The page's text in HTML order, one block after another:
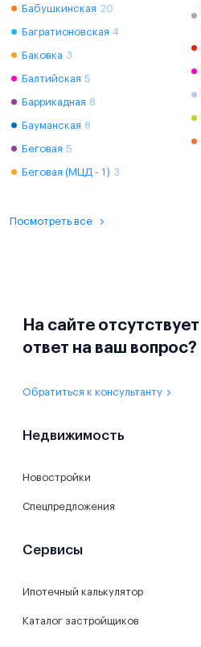
Бабушкинская 20
Багратионовская 4
Баковка 3
Балтийская 5
Баррикадная 8
Бауманская 8
Беговая 5
Беговая (МЦД - 1) 3
Посмотреть все
На сайте отсутствует
ответ на ваш вопрос?
Обратиться к консультанту
Недвижимость
Новостройки
Спецпредложения
Сервисы
Ипотечный калькулятор
Каталог застройщиков